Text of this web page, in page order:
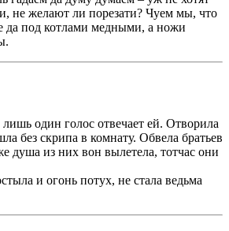
не желают ли порезати? Чуем мы, что
да под котлами медными, а ножи
один голос отвечает ей. Отворила
без скрипа в комнату. Обвела братьев
душа из них вон вылетела, тотчас они
и огонь потух, не стала ведьма